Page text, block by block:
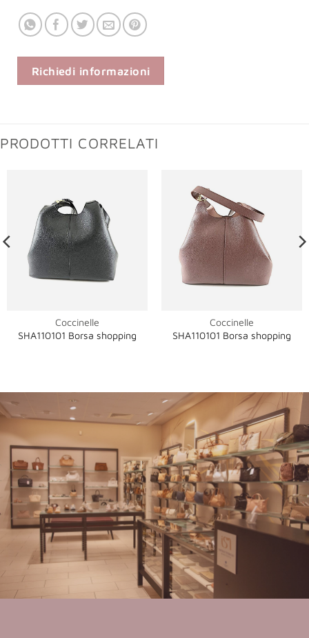
Richiedi informazioni
PRODOTTI CORRELATI
Coccinelle
SHA110101 Borsa shopping
Coccinelle
SHA110101 Borsa shopping